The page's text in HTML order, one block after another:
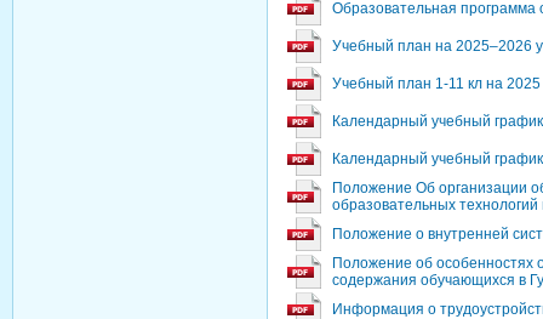
Образовательная программа
Учебный план на 2025–2026
Учебный план 1-11 кл на
Календарный учебный
Календарный учебный
Положение Об организации
образовательных
Положение о внутренней
Положение об особенностях
содержания обучающихся в
Информация о